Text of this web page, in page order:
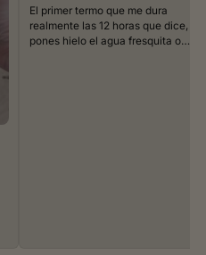
El primer termo que me dura
realmente las 12 horas que dice,
pones hielo el agua fresquita o…